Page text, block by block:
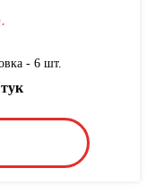
- 6 шт.